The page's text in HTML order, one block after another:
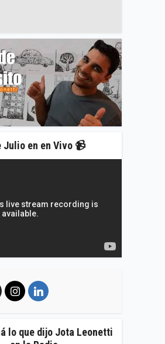
Julio en en Vivo 📹
lo que dijo Jota Leonetti